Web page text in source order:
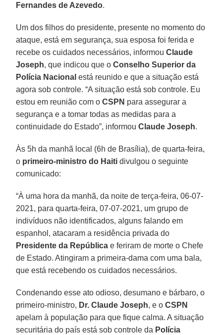
Fernandes de Azevedo.
Um dos filhos do presidente, presente no momento do
ataque, está em segurança, sua esposa foi ferida e
recebe os cuidados necessários, informouClaude
Joseph, que indicou que oConselho Superior da
Polícia Nacional está reunido e que a situação está
agora sob controle. “A situação está sob controle. Eu
estou em reunião com oCSPN para assegurar a
segurança e a tomar todas as medidas para a
continuidade do Estado”, informouClaude Joseph.
Às 5h da manhã local (6h de Brasília), de quarta-feira,
o primeiro-ministro do Haiti divulgou o seguinte
comunicado:
“À uma hora da manhã, da noite de terça-feira, 06-07-
2021, para quarta-feira, 07-07-2021, um grupo de
indivíduos não identificados, alguns falando em
espanhol, atacaram a residência privada do
Presidente da República e feriram de morte o Chefe
de Estado. Atingiram a primeira-dama com uma bala,
que está recebendo os cuidados necessários.
Condenando esse ato odioso, desumano e bárbaro, o
primeiro-ministro, Dr. Claude Joseph, e oCSPN
apelam à população para que fique calma. A situação
securitária do país está sob controle da Polícia